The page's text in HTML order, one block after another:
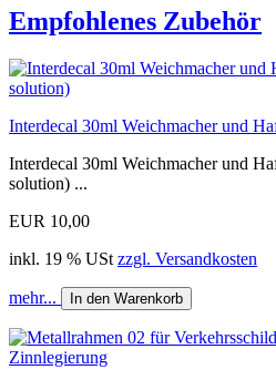
Empfohlenes Zubehör
Interdecal 30ml Weichmacher und
Interdecal 30ml Weichmacher und
solution) ...
EUR 10,00
inkl. 19 % USt zzgl. Versandkosten
mehr... In den Warenkorb